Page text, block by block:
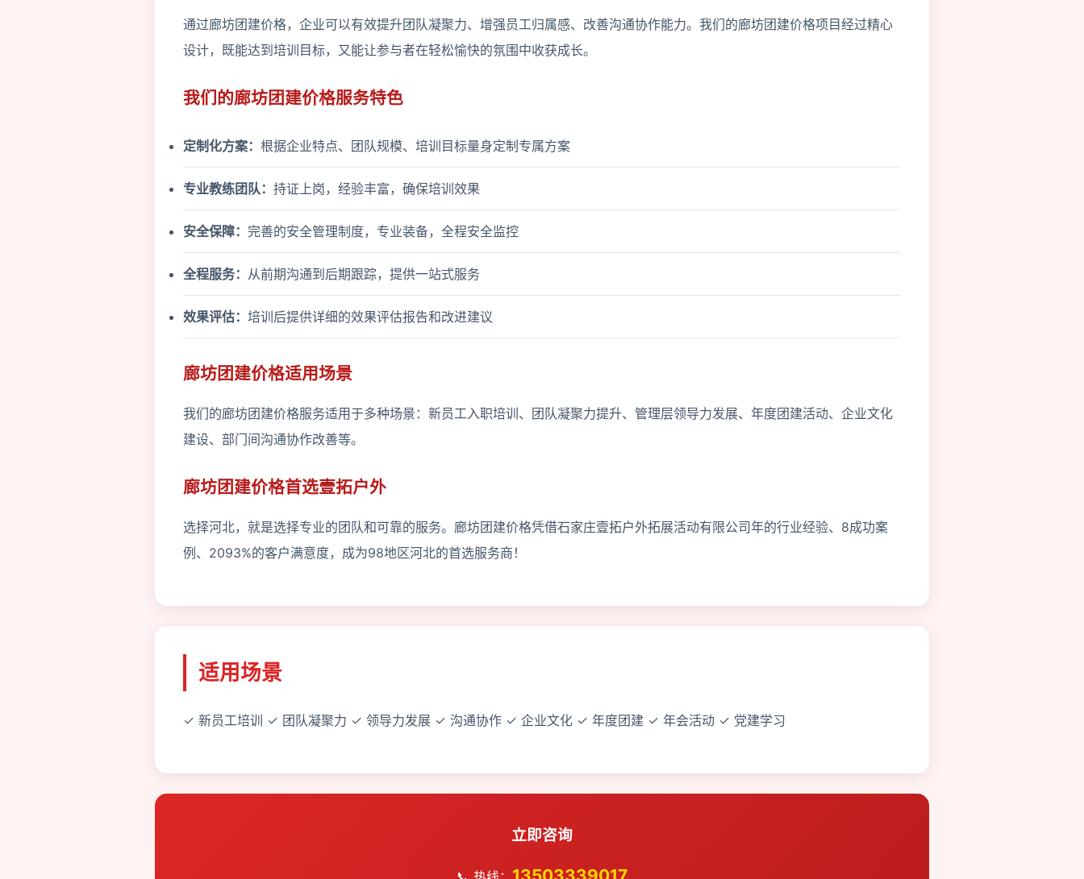
通过廊坊团建价格，企业可以有效提升团队凝聚力、增强员工归属感、改善沟通协作能力。我们的廊坊团建价格项目经过精心
设计，既能达到培训目标，又能让参与者在轻松愉快的氛围中收获成长。
我们的廊坊团建价格服务特色
定制化方案： 根据企业特点、团队规模、培训目标量身定制专属方案
专业教练团队： 持证上岗，经验丰富，确保培训效果
安全保障： 完善的安全管理制度，专业装备，全程安全监控
全程服务： 从前期沟通到后期跟踪，提供一站式服务
效果评估： 培训后提供详细的效果评估报告和改进建议
廊坊团建价格适用场景
我们的廊坊团建价格服务适用于多种场景：新员工入职培训、团队凝聚力提升、管理层领导力发展、年度团建活动、企业文化
建设、部门间沟通协作改善等。
廊坊团建价格首选壹拓户外
选择河北，就是选择专业的团队和可靠的服务。廊坊团建价格凭借石家庄壹拓户外拓展活动有限公司年的行业经验、8成功案
例、2093%的客户满意度，成为98地区河北的首选服务商！
适用场景
✓ 新员工培训 ✓ 团队凝聚力 ✓ 领导力发展 ✓ 沟通协作 ✓ 企业文化 ✓ 年度团建 ✓ 年会活动 ✓ 党建学习
立即咨询